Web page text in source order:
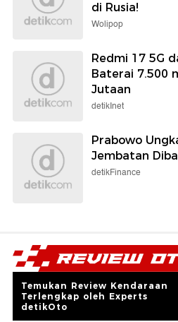
di Rusia!
Wolipop
Redmi 17 5G
Baterai 7.500
Jutaan
detikInet
Prabowo
Jembatan
detikFinance
Temukan Review Kendaraan
Terlengkap oleh Experts
detikOto